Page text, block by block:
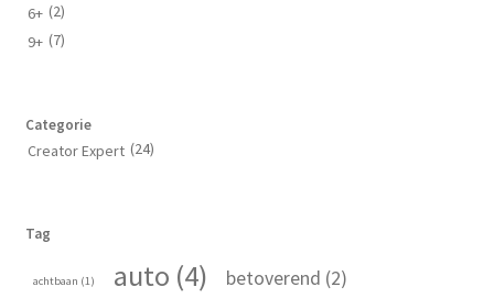
6+ (2)
9+ (7)
Categorie
Creator Expert (24)
Tag
achtbaan (1) auto (4) betoverend (2)